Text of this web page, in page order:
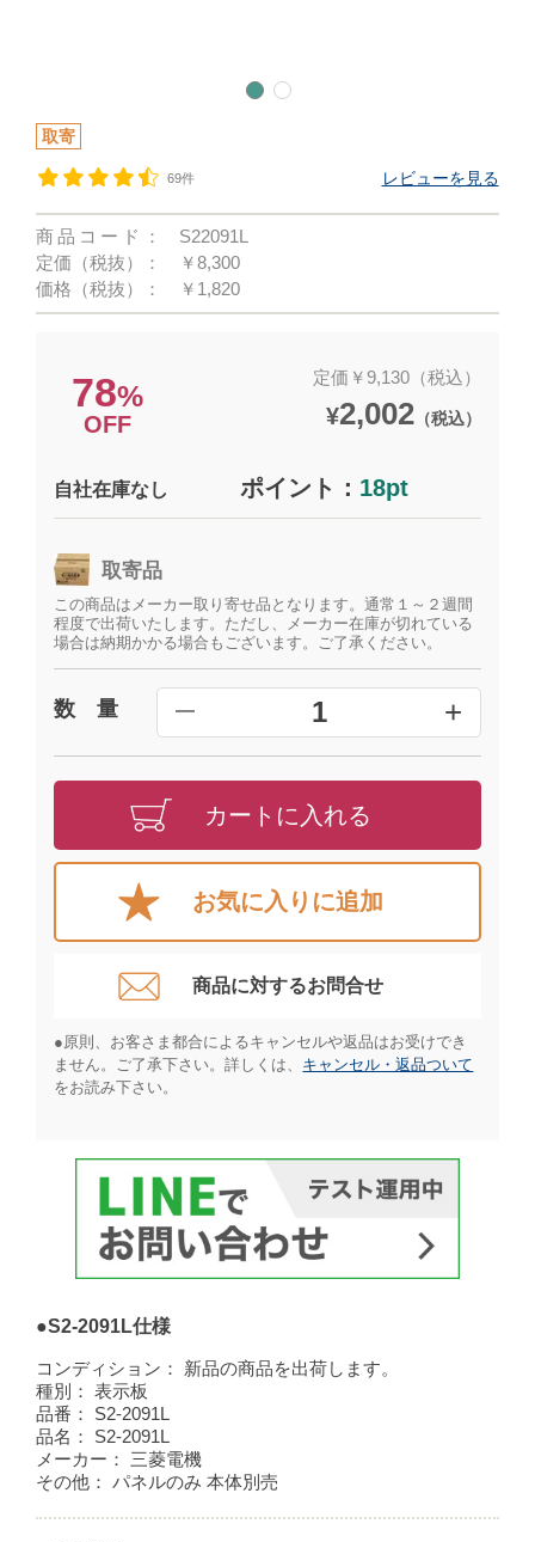
取寄
69件 レビューを見る
商品コード：
S22091L
定価（税抜）：
￥8,300
価格（税抜）：
￥1,820
78%
OFF
定価￥9,130（税込）
¥2,002（税込）
自社在庫なし ポイント： 18pt
取寄品
この商品はメーカー取り寄せ品となります。通常１～２週間
程度で出荷いたします。ただし、メーカー在庫が切れている
場合は納期かかる場合もございます。ご了承ください。
数 量 ━ 1 +
カートに入れる
お気に入りに追加
商品に対するお問合せ​
●原則、お客さま都合によるキャンセルや返品はお受けでき
ません。ご了承下さい。詳しくは、 キャンセル・返品ついて
をお読み下さい。​
●S2-2091L仕様
コンディション：
新品の商品を出荷します。
種別：
表示板
品番：
S2-2091L
品名：
S2-2091L
メーカー：
三菱電機
その他：
パネルのみ 本体別売